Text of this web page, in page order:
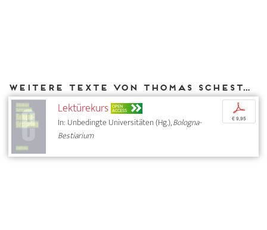
Weitere Texte von Thomas Schestag bei DIAPHANES
Lektürekurs OPEN
ACCESS
In: Unbedingte Universitäten (Hg.),Bologna-
Bestiarium
p
€ 9,95